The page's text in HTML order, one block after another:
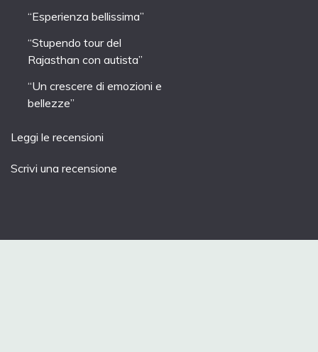
“Esperienza bellissima”
“Stupendo tour del
Rajasthan con autista”
“Un crescere di emozioni e
bellezze”
Leggi le recensioni
Scrivi una recensione